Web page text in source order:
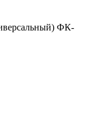
ФК-